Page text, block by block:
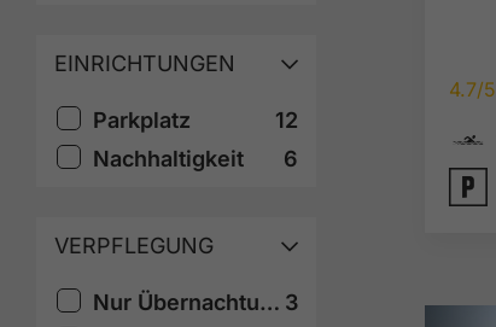
EINRICHTUNGEN
Parkplatz
12
Nachhaltigkeit
6
VERPFLEGUNG
Nur Übernachtung
3
4.7/5
🅐
🐈